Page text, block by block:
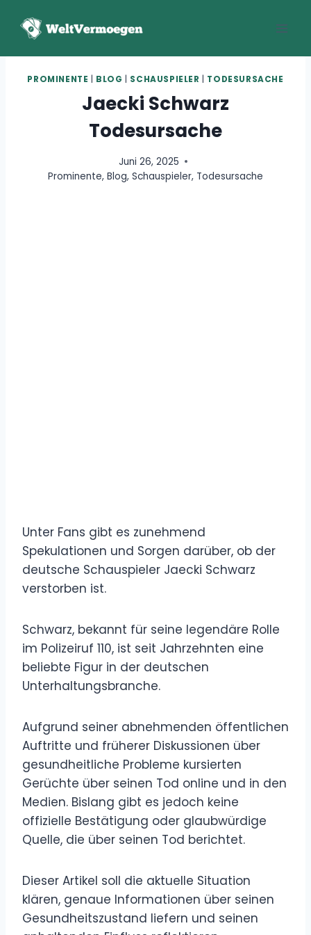
Inhalt
PROMINENTE BLOG SCHAUSPIELER TODESURSACHE
Jaecki Schwarz
Todesursache
Juni 26, 2025
Prominente, Blog, Schauspieler, Todesursache
Unter Fans gibt es zunehmend
Spekulationen und Sorgen darüber, ob der
deutsche Schauspieler Jaecki Schwarz
verstorben ist.
Schwarz, bekannt für seine legendäre Rolle
im Polizeiruf 110, ist seit Jahrzehnten eine
beliebte Figur in der deutschen
Unterhaltungsbranche.
Aufgrund seiner abnehmenden öffentlichen
Auftritte und früherer Diskussionen über
gesundheitliche Probleme kursierten
Gerüchte über seinen Tod online und in den
Medien. Bislang gibt es jedoch keine
offizielle Bestätigung oder glaubwürdige
Quelle, die über seinen Tod berichtet.
Dieser Artikel soll die aktuelle Situation
klären, genaue Informationen über seinen
Gesundheitszustand liefern und seinen